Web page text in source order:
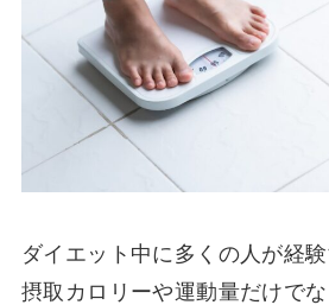
ダイエット中に多くの人が経験
摂取カロリーや運動量だけで